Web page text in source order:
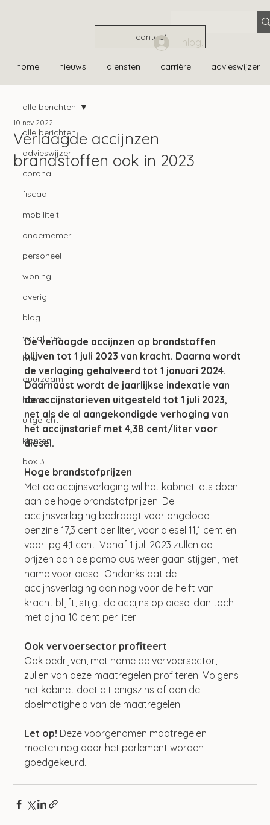
contact
home nieuws diensten carrière advieswijzer
Inloggen
alle berichten
advieswijzer
corona
fiscaal
mobiliteit
ondernemer
personeel
woning
overig
blog
vacatures
btw
duurzaam
home
uitgelicht
klanten
box 3
alle berichten
Verlaagde accijnzen
brandstoffen ook in 2023
10 nov 2022
De verlaagde accijnzen op brandstoffen
blijven tot 1 juli 2023 van kracht. Daarna wordt
de verlaging gehalveerd tot 1 januari 2024.
Daarnaast wordt de jaarlijkse indexatie van
de accijnstarieven uitgesteld tot 1 juli 2023,
net als de al aangekondigde verhoging van
het accijnstarief met 4,38 cent/liter voor
diesel.
Hoge brandstofprijzen
Met de accijnsverlaging wil het kabinet iets doen
aan de hoge brandstofprijzen. De
accijnsverlaging bedraagt voor ongelode
benzine 17,3 cent per liter, voor diesel 11,1 cent en
voor lpg 4,1 cent. Vanaf 1 juli 2023 zullen de
prijzen aan de pomp dus weer gaan stijgen, met
name voor diesel. Ondanks dat de
accijnsverlaging dan nog voor de helft van
kracht blijft, stijgt de accijns op diesel dan toch
met bijna 10 cent per liter.
Ook vervoersector profiteert
Ook bedrijven, met name de vervoersector,
zullen van deze maatregelen profiteren. Volgens
het kabinet doet dit enigszins af aan de
doelmatigheid van de maatregelen.
Let op! Deze voorgenomen maatregelen
moeten nog door het parlement worden
goedgekeurd.